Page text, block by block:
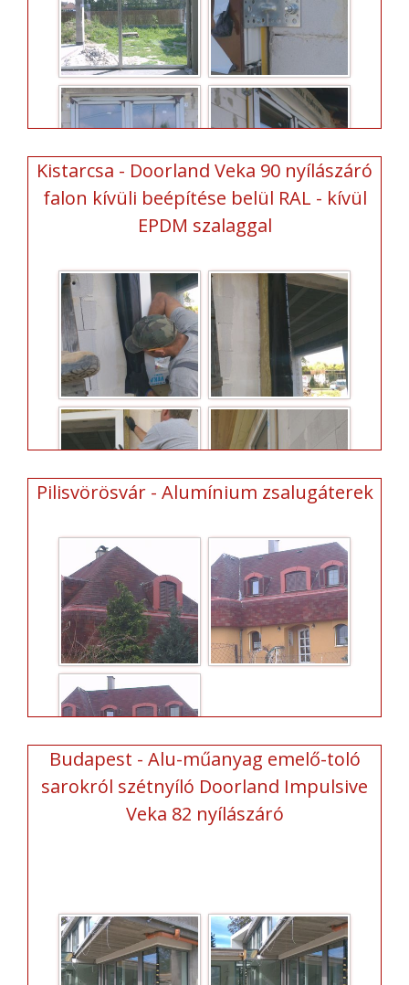
Kistarcsa - Doorland Veka 90 nyílászáró
falon kívüli beépítése belül RAL - kívül
EPDM szalaggal
Pilisvörösvár - Alumínium zsalugáterek
Budapest - Alu-műanyag emelő-toló
sarokról szétnyíló Doorland Impulsive
Veka 82 nyílászáró